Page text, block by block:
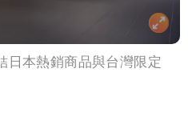
日本熱銷商品與台灣限定